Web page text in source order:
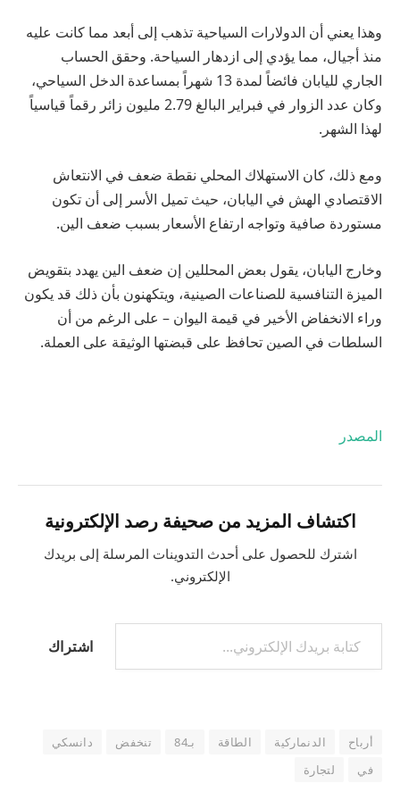
وهذا يعني أن الدولارات السياحية تذهب إلى أبعد مما كانت عليه
منذ أجيال، مما يؤدي إلى ازدهار السياحة. وحقق الحساب
الجاري لليابان فائضاً لمدة 13 شهراً بمساعدة الدخل السياحي،
وكان عدد الزوار في فبراير البالغ 2.79 مليون زائر رقماً قياسياً
لهذا الشهر.
ومع ذلك، كان الاستهلاك المحلي نقطة ضعف في الانتعاش
الاقتصادي الهش في اليابان، حيث تميل الأسر إلى أن تكون
مستوردة صافية وتواجه ارتفاع الأسعار بسبب ضعف الين.
وخارج اليابان، يقول بعض المحللين إن ضعف الين يهدد بتقويض
الميزة التنافسية للصناعات الصينية، ويتكهنون بأن ذلك قد يكون
وراء الانخفاض الأخير في قيمة اليوان – على الرغم من أن
السلطات في الصين تحافظ على قبضتها الوثيقة على العملة.
المصدر
اكتشاف المزيد من صحيفة رصد الإلكترونية
اشترك للحصول على أحدث التدوينات المرسلة إلى بريدك
الإلكتروني.
اشتراك
أرباح الدنماركية الطاقة بـ84 تنخفض
دانسكي
في
لتجارة